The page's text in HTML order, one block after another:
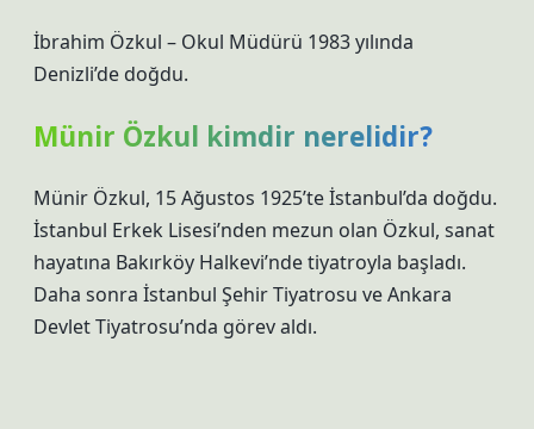
İbrahim Özkul – Okul Müdürü 1983 yılında
Denizli’de doğdu.
Münir Özkul kimdir nerelidir?
Münir Özkul, 15 Ağustos 1925’te İstanbul’da doğdu.
İstanbul Erkek Lisesi’nden mezun olan Özkul, sanat
hayatına Bakırköy Halkevi’nde tiyatroyla başladı.
Daha sonra İstanbul Şehir Tiyatrosu ve Ankara
Devlet Tiyatrosu’nda görev aldı.